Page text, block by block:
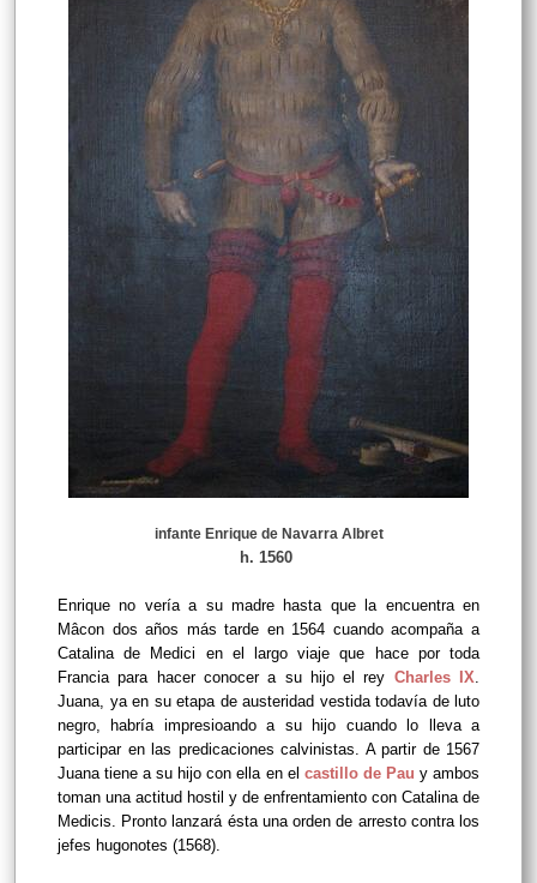
infante Enrique de Navarra Albret
h. 1560
Enrique no vería a su madre hasta que la encuentra en
Mâcon dos años más tarde en 1564 cuando acompaña a
Catalina de Medici en el largo viaje que hace por toda
Francia para hacer conocer a su hijo el rey Charles IX.
Juana, ya en su etapa de austeridad vestida todavía de luto
negro, habría impresioando a su hijo cuando lo lleva a
participar en las predicaciones calvinistas. A partir de 1567
Juana tiene a su hijo con ella en el castillo de Pau y ambos
toman una actitud hostil y de enfrentamiento con Catalina de
Medicis. Pronto lanzará ésta una orden de arresto contra los
jefes hugonotes (1568).